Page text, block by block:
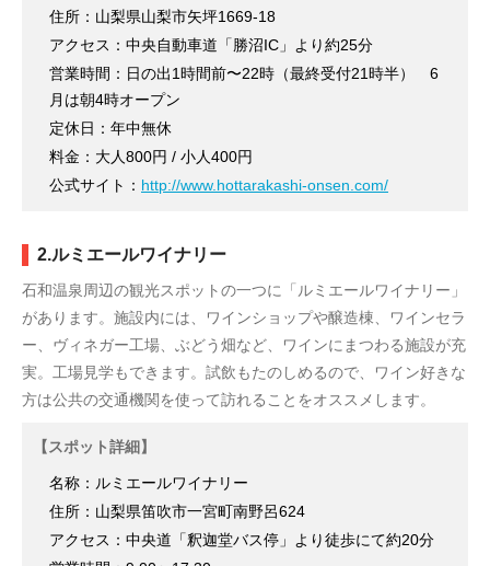
住所：山梨県山梨市矢坪1669-18
アクセス：中央自動車道「勝沼IC」より約25分
営業時間：日の出1時間前〜22時（最終受付21時半） 6
月は朝4時オープン
定休日：年中無休
料金：大人800円 / 小人400円
公式サイト： http://www.hottarakashi-onsen.com/
2.ルミエールワイナリー
石和温泉周辺の観光スポットの一つに「ルミエールワイナリー」
があります。施設内には、ワインショップや醸造棟、ワインセラ
ー、ヴィネガー工場、ぶどう畑など、ワインにまつわる施設が充
実。工場見学もできます。試飲もたのしめるので、ワイン好きな
方は公共の交通機関を使って訪れることをオススメします。
【スポット詳細】
名称：ルミエールワイナリー
住所：山梨県笛吹市一宮町南野呂624
アクセス：中央道「釈迦堂バス停」より徒歩にて約20分